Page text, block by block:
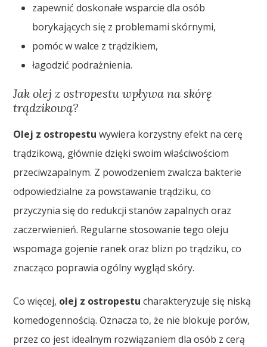
zapewnić doskonałe wsparcie dla osób
borykających się z problemami skórnymi,
pomóc w walce z trądzikiem,
łagodzić podrażnienia.
Jak olej z ostropestu wpływa na skórę
trądzikową?
Olej z ostropestu wywiera korzystny efekt na cerę
trądzikową, głównie dzięki swoim właściwościom
przeciwzapalnym. Z powodzeniem zwalcza bakterie
odpowiedzialne za powstawanie trądziku, co
przyczynia się do redukcji stanów zapalnych oraz
zaczerwienień. Regularne stosowanie tego oleju
wspomaga gojenie ranek oraz blizn po trądziku, co
znacząco poprawia ogólny wygląd skóry.
Co więcej, olej z ostropestu charakteryzuje się niską
komedogennością. Oznacza to, że nie blokuje porów,
przez co jest idealnym rozwiązaniem dla osób z cerą